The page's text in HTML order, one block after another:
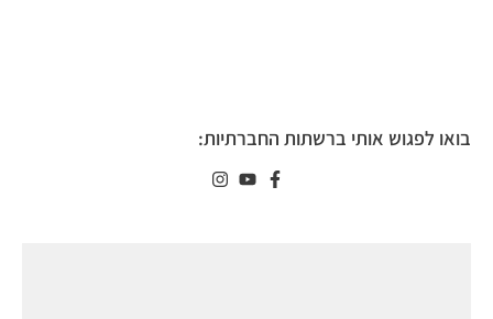
בואו לפגוש אותי ברשתות החברתיות: